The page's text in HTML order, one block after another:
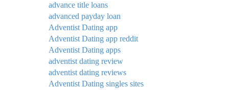
advance title loans
advanced payday loan
Adventist Dating app
Adventist Dating app reddit
Adventist Dating apps
adventist dating review
adventist dating reviews
Adventist Dating singles sites